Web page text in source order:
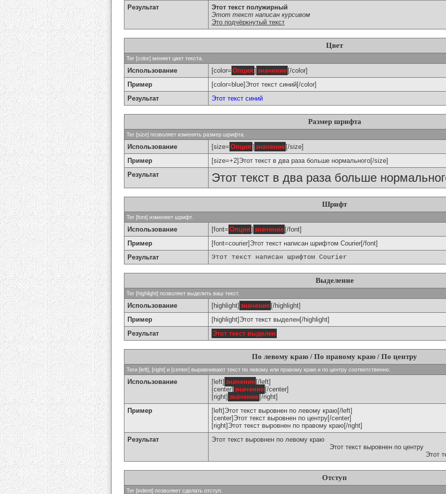
Результат
Этот текст полужирный
Этот текст написан курсивом
Это подчёркнутый текст
Цвет
Тег [color] меняет цвет текста.
Использование [color= Опция ] значение [/color]
Пример
[color=blue]Этот текст синий[/color]
Результат
Этот текст синий
Размер шрифта
Тег [size] позволяет изменять размер шрифта.
Использование [size= Опция ] значение [/size]
Пример
[size=+2]Этот текст в два раза больше нормального[/size]
Результат
Этот текст в два раза больше
Шрифт
Тег [font] изменяет шрифт.
Использование [font= Опция ] значение [/font]
Пример
[font=courier]Этот текст написан шрифтом Courier[/font]
Результат
Этот текст написан шрифтом Courier
Выделение
Тег [highlight] позволяет выделить ваш текст.
Использование [highlight] значение [/highlight]
Пример
[highlight]Этот текст выделен[/highlight]
Результат
Этот текст выделен
По левому краю / По правому краю / По центру
Теги [left], [right] и [center] выравнивают текст по левому или правому краю и по центру соответственно.
Использование [left] значение [/left]
[center] значение [/center]
[right] значение [/right]
Пример
[left]Этот текст выровнен по левому краю[/left]
[center]Этот текст выровнен по центру[/center]
[right]Этот текст выровнен по правому краю[/right]
Результат
Этот текст выровнен по левому краю
Этот текст выровнен по центру
Этот
Отступ
Тег [indent] позволяет сделать отступ.